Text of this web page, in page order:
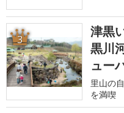
3
津黒
黒川
ュー
里山の
を満喫